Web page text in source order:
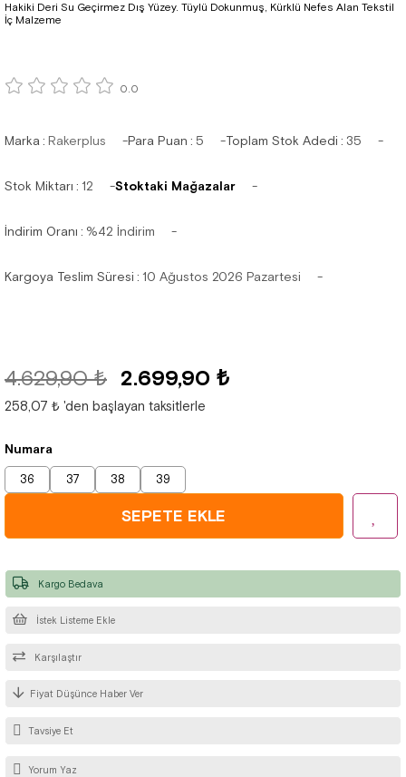
Hakiki Deri Su Geçirmez Dış Yüzey. Tüylü Dokunmuş, Kürklü Nefes Alan Tekstil
İç Malzeme
0.0
Marka : Rakerplus Para Puan : 5 Toplam Stok Adedi : 35
Stok Miktarı : 12 Stoktaki Mağazalar
İndirim Oranı : %42 İndirim
Kargoya Teslim Süresi : 10 Ağustos 2026 Pazartesi
4.629,90 ₺ 2.699,90 ₺
258,07 ₺ 'den başlayan taksitlerle
Numara
36 37 38 39
İstek Listeme Ekle
Karşılaştır
Fiyat Düşünce Haber Ver
Kargo Bedava
Tavsiye Et
Yorum Yaz